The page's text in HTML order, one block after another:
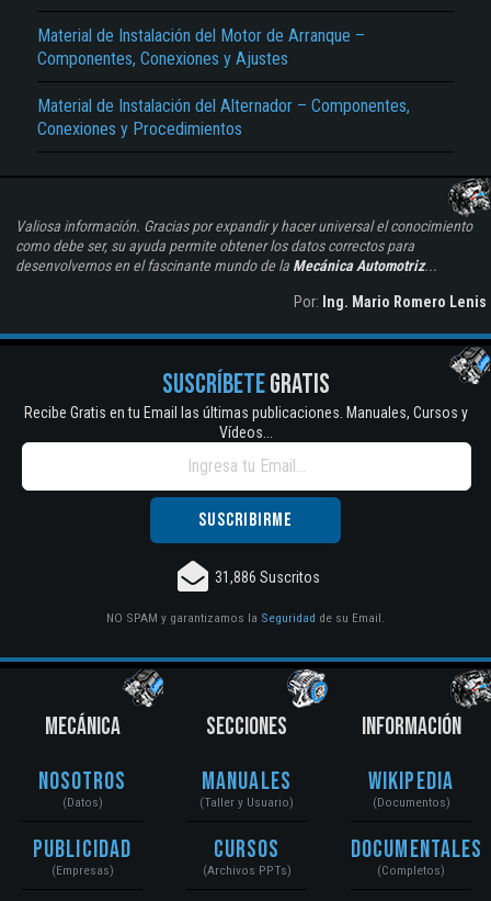
Material de Instalación del Motor de Arranque –
Componentes, Conexiones y Ajustes
Material de Instalación del Alternador – Componentes,
Conexiones y Procedimientos
Valiosa información. Gracias por expandir y hacer universal el conocimiento
como debe ser, su ayuda permite obtener los datos correctos para
desenvolvernos en el fascinante mundo de la Mecánica Automotriz...
Por: Ing. Mario Romero Lenis
SUSCRÍBETEGRATIS
Recibe Gratis en tu Email las últimas publicaciones. Manuales, Cursos y
Vídeos...
31,886 Suscritos
NO SPAM y garantizamos la Seguridad de su Email.
MECÁNICA
Nosotros
(Datos)
Publicidad
(Empresas)
SECCIONES
Manuales
(Taller y Usuario)
Cursos
(Archivos PPTs)
INFORMACIÓN
Wikipedia
(Documentos)
Documentales
(Completos)